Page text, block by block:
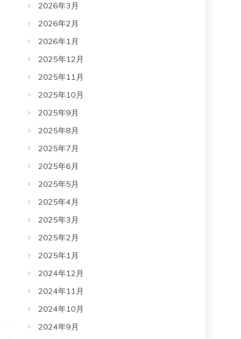
2026年3月
2026年2月
2026年1月
2025年12月
2025年11月
2025年10月
2025年9月
2025年8月
2025年7月
2025年6月
2025年5月
2025年4月
2025年3月
2025年2月
2025年1月
2024年12月
2024年11月
2024年10月
2024年9月